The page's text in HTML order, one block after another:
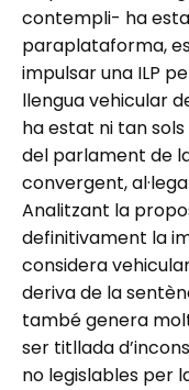
contempli- ha
paraplataforma,
impulsar una ILP
llengua vehicular
ha estat ni tan
del parlament de
convergent,
Analitzant la
definitivament la
considera
deriva de la
també genera
ser titllada
no legislables per